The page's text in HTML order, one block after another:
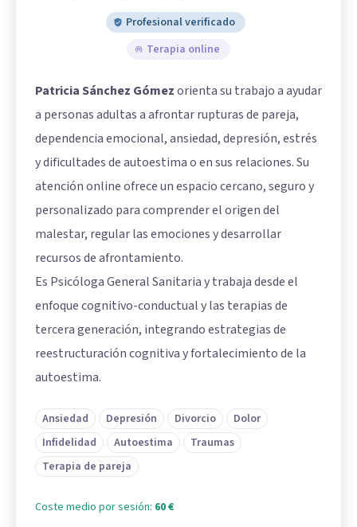
Profesional verificado
Terapia online
Patricia Sánchez Gómezorienta su trabajo a ayudar
a personas adultas a afrontar rupturas de pareja,
dependencia emocional, ansiedad, depresión, estrés
y dificultades de autoestima o en sus relaciones. Su
atención online ofrece un espacio cercano, seguro y
personalizado para comprender el origen del
malestar, regular las emociones y desarrollar
recursos de afrontamiento.
Es Psicóloga General Sanitaria y trabaja desde el
enfoque cognitivo-conductual y las terapias de
tercera generación, integrando estrategias de
reestructuración cognitiva y fortalecimiento de la
autoestima.
Ansiedad Depresión Divorcio
Dolor
Infidelidad
Autoestima
Traumas
Terapia de pareja
Coste medio por sesión: 60 €